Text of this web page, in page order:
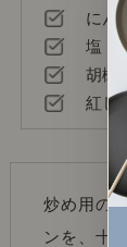
にん
塩
胡椒
紅し
炒め用の
ンを、十